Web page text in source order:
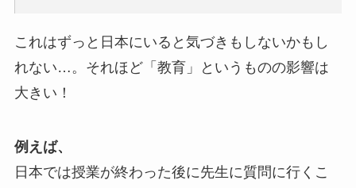
これはずっと日本にいると気づきもしないかもし
れない…。それほど「教育」というものの影響は
大きい！
例えば、
日本では授業が終わった後に先生に質問に行くこ